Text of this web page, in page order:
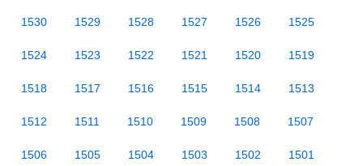
1530 1529 1528 1527 1526 1525
1524 1523 1522 1521 1520 1519
1518 1517 1516 1515 1514 1513
1512 1511 1510 1509 1508 1507
1506 1505 1504 1503 1502 1501